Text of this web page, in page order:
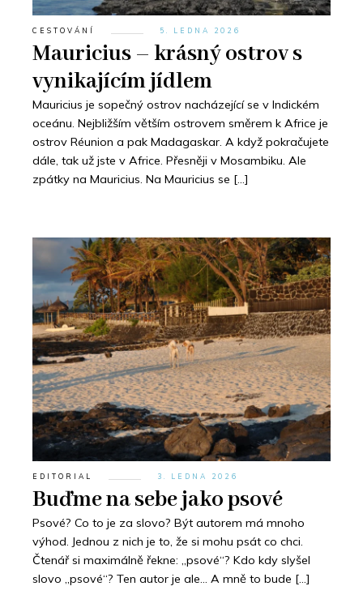
CESTOVÁNÍ 5. LEDNA 2026
Mauricius – krásný ostrov s
vynikajícím jídlem
Mauricius je sopečný ostrov nacházející se v Indickém
oceánu. Nejbližším větším ostrovem směrem k Africe je
ostrov Réunion a pak Madagaskar. A když pokračujete
dále, tak už jste v Africe. Přesněji v Mosambiku. Ale
zpátky na Mauricius. Na Mauricius se […]
EDITORIAL 3. LEDNA 2026
Buďme na sebe jako psové
Psové? Co to je za slovo? Být autorem má mnoho
výhod. Jednou z nich je to, že si mohu psát co chci.
Čtenář si maximálně řekne: „psové“? Kdo kdy slyšel
slovo „psové“? Ten autor je ale… A mně to bude […]